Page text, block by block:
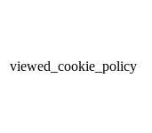
viewed_cookie_policy